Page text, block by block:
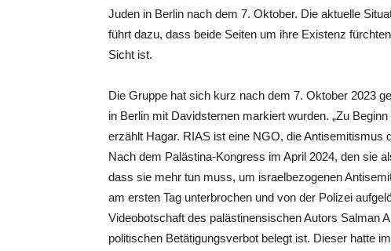
Juden in Berlin nach dem 7. Oktober. Die aktuelle
führt dazu, dass beide Seiten um ihre Existenz
Sicht ist.
Die Gruppe hat sich kurz nach dem 7. Oktober 2023
in Berlin mit Davidsternen markiert wurden. „Zu
erzählt Hagar. RIAS ist eine NGO, die Antisemitismus
Nach dem Palästina-Kongress im April 2024, den sie
dass sie mehr tun muss, um israelbezogenen
am ersten Tag unterbrochen und von der Polizei
Videobotschaft des palästinensischen Autors Salman
politischen Betätigungsverbot belegt ist. Dieser hatte